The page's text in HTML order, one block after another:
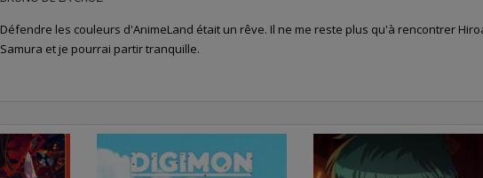
Défendre les couleurs d'AnimeLand était un rêve. Il ne me reste plus qu'à rencontrer
Samura et je pourrai partir tranquille.